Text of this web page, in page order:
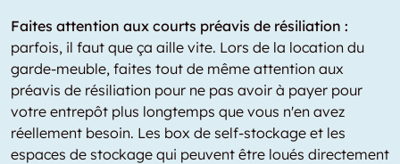
Faites attention aux courts préavis de résiliation :
parfois, il faut que ça aille vite. Lors de la location du
garde-meuble, faites tout de même attention aux
préavis de résiliation pour ne pas avoir à payer pour
votre entrepôt plus longtemps que vous n'en avez
réellement besoin. Les box de self-stockage et les
espaces de stockage qui peuvent être loués directement